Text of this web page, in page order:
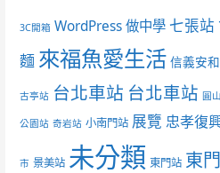
3C開箱 WordPress 做中學 七張站
麵 來福魚愛生活 信義安
古亭站 台北車站 台北車站 圓
公園站 奇岩站 小南門站 展覽 忠孝復
市 景美站 未分類 東門站 東